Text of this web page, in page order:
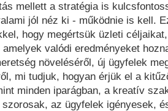
mellett a stratégia is
jól néz ki - működnie is kell.
hogy megértsük üzleti
valódi eredményeket
növeléséről, új ügyfelek
mi tudjuk, hogyan érjük el a
minden iparágban, a kreatív
szorosak, az ügyfelek igényesek,